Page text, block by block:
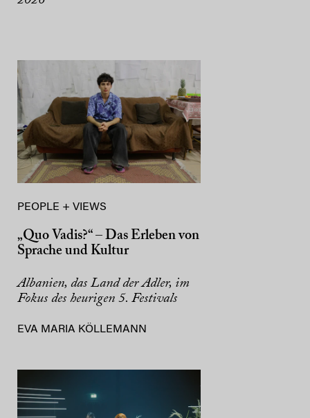
PEOPLE + VIEWS
„Quo Vadis?“ – Das Erleben von
Sprache und Kultur
Albanien, das Land der Adler, im
Fokus des heurigen 5. Festivals
EVA MARIA KÖLLEMANN